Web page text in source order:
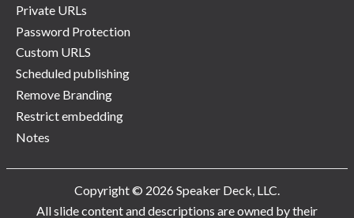
Private URLs
Password Protection
Custom URLS
Scheduled publishing
Remove Branding
Restrict embedding
Notes
Copyright © 2026 Speaker Deck, LLC.
All slide content and descriptions are owned by their